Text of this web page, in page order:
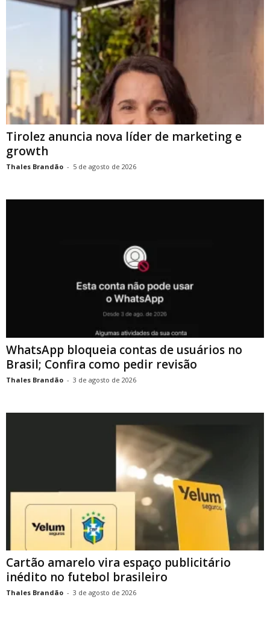
Tirolez anuncia nova líder de marketing e
growth
Thales Brandão - 5 de agosto de 2026
WhatsApp bloqueia contas de usuários no
Brasil; Confira como pedir revisão
Thales Brandão - 3 de agosto de 2026
Cartão amarelo vira espaço publicitário
inédito no futebol brasileiro
Thales Brandão - 3 de agosto de 2026